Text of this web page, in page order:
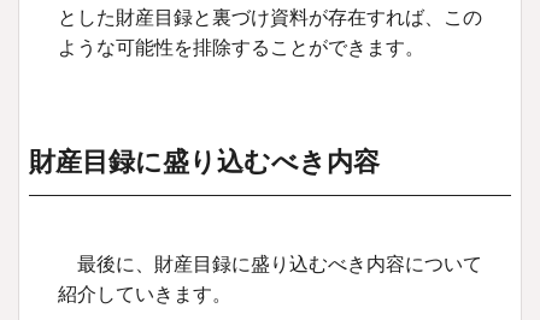
とした財産目録と裏づけ資料が存在すれば、この
ような可能性を排除することができます。
財産目録に盛り込むべき内容
最後に、財産目録に盛り込むべき内容について
紹介していきます。